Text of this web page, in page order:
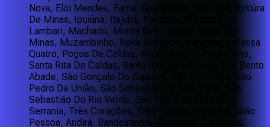
Nova, Elói Mendes, Fama, Guaranésia, Guaxupé, Ibitiúra
De Minas, Ipuiúna, Itajubá, Itamonte, Itanhandu,
Lambari, Machado, Monte Belo, Monte Santo De
Minas, Muzambinho, Nova Resende, Paraguaçu, Passa
Quatro, Poços De Caldas, Pouso Alegre, Pouso Alto,
Santa Rita De Caldas, Santa Rita Do Sapucaí, São Bento
Abade, São Gonçalo Do Sapucaí, São Lourenço, São
Pedro Da União, São Sebastião Da Bela Vista, São
Sebastião Do Rio Verde, São Tomé Das Letras,
Serrania, Três Corações, Três Pontas, Varginha, João
Pessoa, Andirá, Bandeirantes, Cambará, Carlópolis,